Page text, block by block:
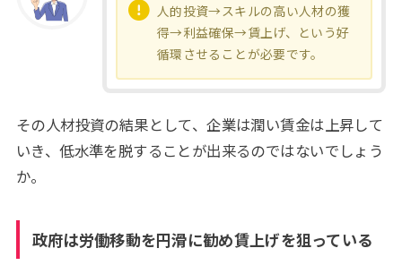
人的投資→スキルの高い人材の獲
得→利益確保→賃上げ、という好
循環させることが必要です。
その人材投資の結果として、企業は潤い賃金は上昇して
いき、低水準を脱することが出来るのではないでしょう
か。
政府は労働移動を円滑に勧め賃上げを狙っている